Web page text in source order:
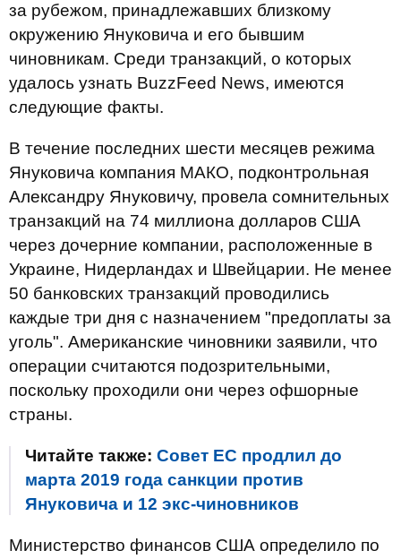
за рубежом, принадлежавших близкому
окружению Януковича и его бывшим
чиновникам. Среди транзакций, о которых
удалось узнать BuzzFeed News, имеются
следующие факты.
В течение последних шести месяцев режима
Януковича компания МАКО, подконтрольная
Александру Януковичу, провела сомнительных
транзакций на 74 миллиона долларов США
через дочерние компании, расположенные в
Украине, Нидерландах и Швейцарии. Не менее
50 банковских транзакций проводились
каждые три дня с назначением "предоплаты за
уголь". Американские чиновники заявили, что
операции считаются подозрительными,
поскольку проходили они через офшорные
страны.
Читайте также: Совет ЕС продлил до
марта 2019 года санкции против
Януковича и 12 экс-чиновников
Министерство финансов США определило по